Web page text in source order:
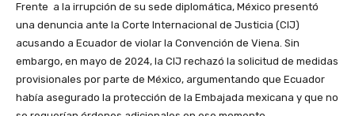
Frente a la irrupción de su sede diplomática, México presentó
una denuncia ante la Corte Internacional de Justicia (CIJ)
acusando a Ecuador de violar la Convención de Viena. Sin
embargo, en mayo de 2024, la CIJ rechazó la solicitud de medidas
provisionales por parte de México, argumentando que Ecuador
había asegurado la protección de la Embajada mexicana y que no